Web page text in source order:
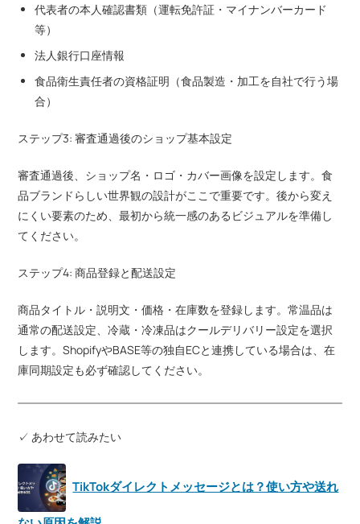
代表者の本人確認書類（運転免許証・マイナンバーカード
等）
法人銀行口座情報
食品衛生責任者の資格証明（食品製造・加工を自社で行う場
合）
ステップ3: 審査通過後のショップ基本設定
審査通過後、ショップ名・ロゴ・カバー画像を設定します。食
品ブランドらしい世界観の設計がここで重要です。後から変え
にくい要素のため、最初から統一感のあるビジュアルを準備し
てください。
ステップ4: 商品登録と配送設定
商品タイトル・説明文・価格・在庫数を登録します。常温品は
通常の配送設定、冷蔵・冷凍品はクールデリバリー設定を選択
します。ShopifyやBASE等の独自ECと連携している場合は、在
庫同期設定も必ず確認してください。
✓ あわせて読みたい
TikTokダイレクトメッセージとは？使い方や送れ